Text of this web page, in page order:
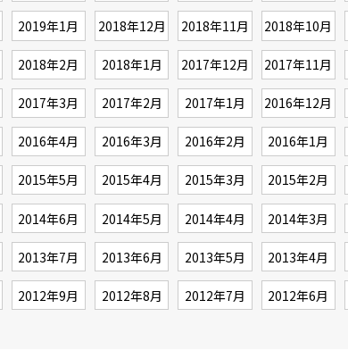
2019年1月 2018年12月 2018年11月 2018年10月
2018年2月 2018年1月 2017年12月 2017年11月
2017年3月 2017年2月 2017年1月 2016年12月
2016年4月 2016年3月 2016年2月 2016年1月
2015年5月 2015年4月 2015年3月 2015年2月
2014年6月 2014年5月 2014年4月 2014年3月
2013年7月 2013年6月 2013年5月 2013年4月
2012年9月 2012年8月 2012年7月 2012年6月